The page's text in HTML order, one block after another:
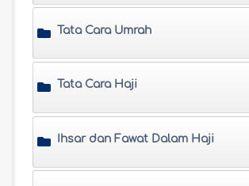
Tata Cara Umrah
Tata Cara Haji
Ihsar dan Fawat Dalam Haji